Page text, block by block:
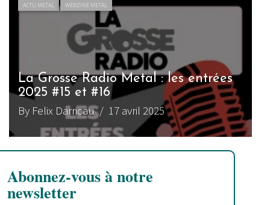
ACTU METAL WEBZINE METAL
La Grosse Radio Metal : les entrées
2025 #15 et #16
By Felix Darricau/ 17 avril 2025
Abonnez-vous à notre
newsletter